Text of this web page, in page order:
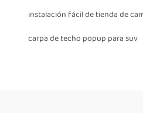
instalación fácil de tienda de
carpa de techo popup para suv